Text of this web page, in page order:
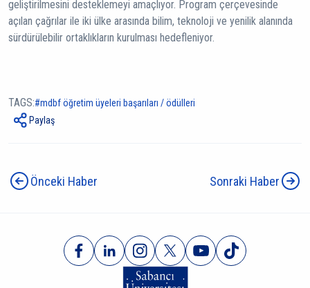
geliştirilmesini desteklemeyi amaçlıyor. Program çerçevesinde
açılan çağrılar ile iki ülke arasında bilim, teknoloji ve yenilik alanında
sürdürülebilir ortaklıkların kurulması hedefleniyor.
TAGS: mdbf öğretim üyeleri başarıları / ödülleri
Paylaş
Önceki Haber Sonraki Haber